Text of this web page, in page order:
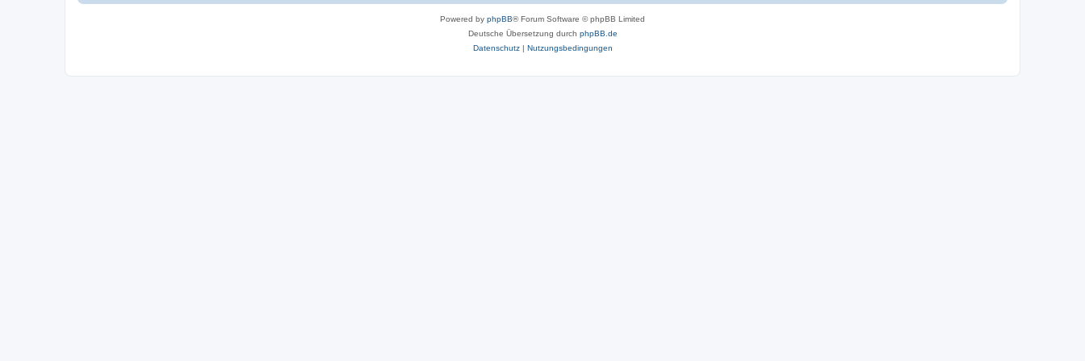
Powered by phpBB® Forum Software © phpBB Limited
Deutsche Übersetzung durch phpBB.de
Datenschutz| Nutzungsbedingungen